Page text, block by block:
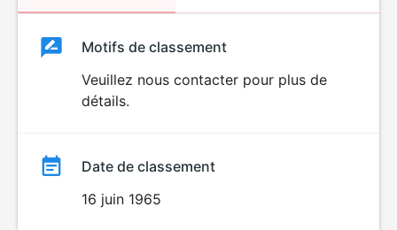
ClassementClassement
Motifs de classement
Veuillez nous contacter pour plus de
détails.
Date de classement
16 juin 1965